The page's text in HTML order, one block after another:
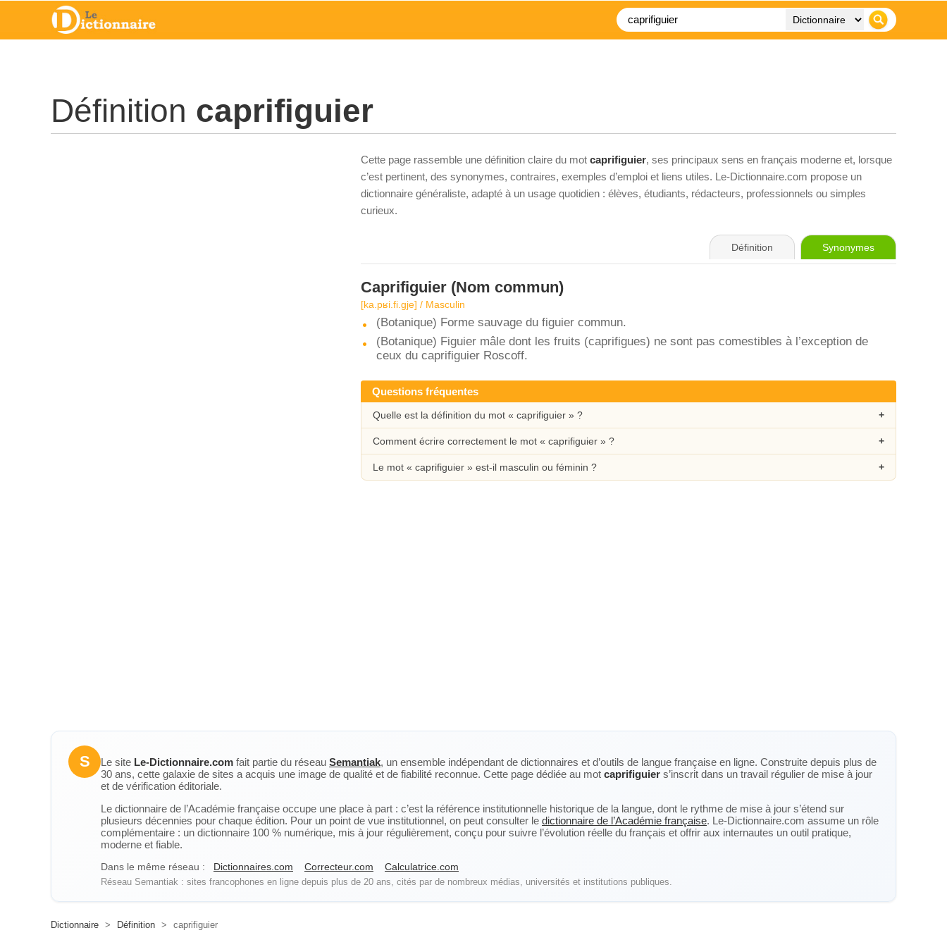
Définition caprifiguier
Cette page rassemble une définition claire du mot caprifiguier, ses principaux sens en français moderne et, lorsque
c’est pertinent, des synonymes, contraires, exemples d’emploi et liens utiles. Le-Dictionnaire.com propose un
dictionnaire généraliste, adapté à un usage quotidien : élèves, étudiants, rédacteurs, professionnels ou simples
curieux.
Définition Synonymes
Caprifiguier (Nom commun)
[ka.pʁi.fi.ɡje] / Masculin
(Botanique) Forme sauvage du figuier commun.
(Botanique) Figuier mâle dont les fruits (caprifigues) ne sont pas comestibles à l’exception de
ceux du caprifiguier Roscoff.
Questions fréquentes
Quelle est la définition du mot « caprifiguier » ?
Comment écrire correctement le mot « caprifiguier » ?
Le mot « caprifiguier » est-il masculin ou féminin ?
S Le site Le-Dictionnaire.com fait partie du réseau Semantiak, un ensemble indépendant de dictionnaires et d’outils de langue française en ligne. Construite depuis plus de
30 ans, cette galaxie de sites a acquis une image de qualité et de fiabilité reconnue. Cette page dédiée au mot caprifiguier s’inscrit dans un travail régulier de mise à jour
et de vérification éditoriale.
Le dictionnaire de l’Académie française occupe une place à part : c’est la référence institutionnelle historique de la langue, dont le rythme de mise à jour s’étend sur
plusieurs décennies pour chaque édition. Pour un point de vue institutionnel, on peut consulter le dictionnaire de l’Académie française. Le-Dictionnaire.com assume un rôle
complémentaire : un dictionnaire 100 % numérique, mis à jour régulièrement, conçu pour suivre l’évolution réelle du français et offrir aux internautes un outil pratique,
moderne et fiable.
Dans le même réseau : Dictionnaires.com Correcteur.com Calculatrice.com
Réseau Semantiak : sites francophones en ligne depuis plus de 20 ans, cités par de nombreux médias, universités et institutions publiques.
Dictionnaire > Définition > caprifiguier